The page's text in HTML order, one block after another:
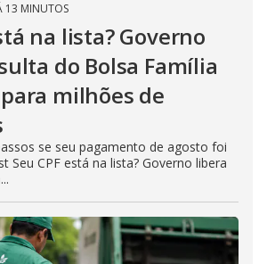
13 MINUTOS
na lista? Governo
do Bolsa Família
milhões de
se seu pagamento de agosto foi
Seu CPF está na lista? Governo libera